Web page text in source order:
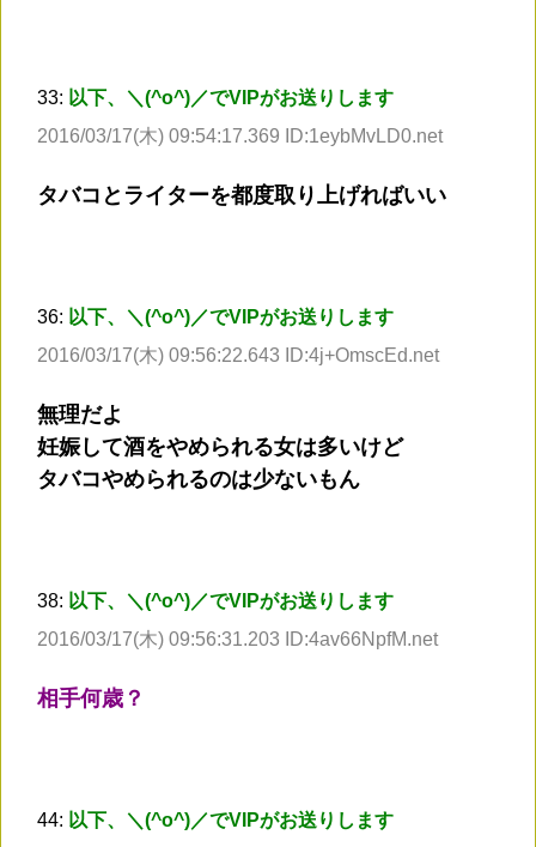
33: 以下、＼(^o^)／でVIPがお送りします
2016/03/17(木) 09:54:17.369 ID:1eybMvLD0.net
タバコとライターを都度取り上げればいい
36: 以下、＼(^o^)／でVIPがお送りします
2016/03/17(木) 09:56:22.643 ID:4j+OmscEd.net
無理だよ
妊娠して酒をやめられる女は多いけど
タバコやめられるのは少ないもん
38: 以下、＼(^o^)／でVIPがお送りします
2016/03/17(木) 09:56:31.203 ID:4av66NpfM.net
相手何歳？
44: 以下、＼(^o^)／でVIPがお送りします